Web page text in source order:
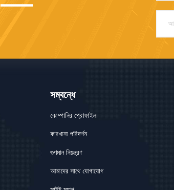
সম্বন্ধে
কোম্পানির প্রোফাইল
কারখানা পরিদর্শন
গুণমান নিয়ন্ত্রণ
আমাদের সাথে যোগাযোগ